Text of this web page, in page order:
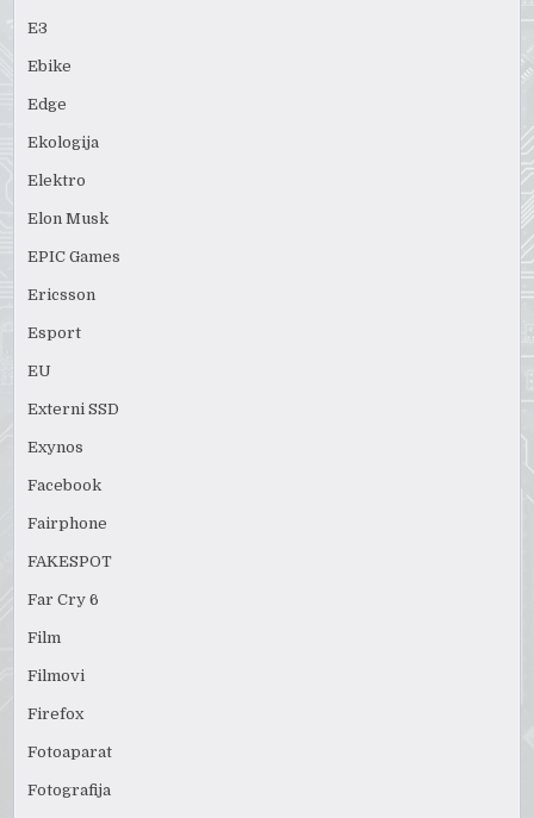
E3
Ebike
Edge
Ekologija
Elektro
Elon Musk
EPIC Games
Ericsson
Esport
EU
Externi SSD
Exynos
Facebook
Fairphone
FAKESPOT
Far Cry 6
Film
Filmovi
Firefox
Fotoaparat
Fotografija